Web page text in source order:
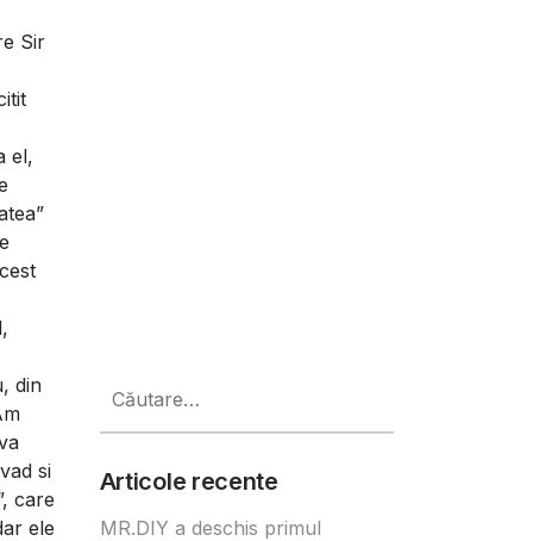
Sir
el,
din
si
care
ele
după:
Articole recente
MR.DIY a deschis primul